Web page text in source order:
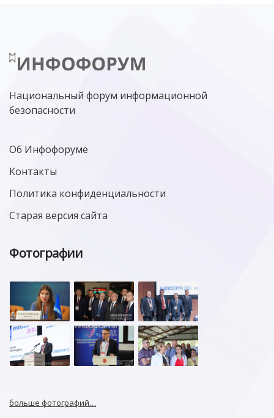
Национальный форум информационной
безопасности
Об Инфофоруме
Контакты
Политика конфиденциальности
Старая версия сайта
Фотографии
больше фотографий…